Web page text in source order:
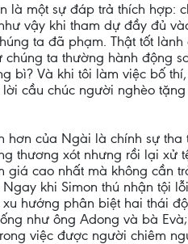
là một sự đáp trả thích hợp:
vậy khi tham dự đầy đủ
ta đã phạm. Thật tốt
ta thường hành động
bì? Và khi tôi làm việc bố
cầu chúc người nghèo
của Ngài là chính sự tha
thương xót nhưng rồi lại xử
cao nhất mà không cần
khi Simon thú nhận tội
hướng phân biệt hai thái
như ông Adong và bà
việc được người chiêm